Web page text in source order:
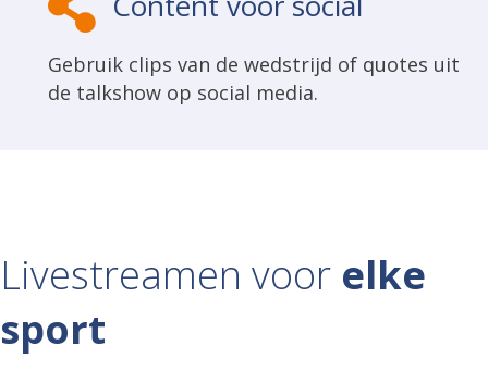
Gebruik clips van de wedstrijd of quotes uit
de talkshow op social media.
Livestreamen voor elke
sport